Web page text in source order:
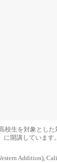
校生を対象とし
開講しています。
Addition),